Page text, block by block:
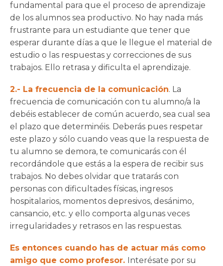
fundamental para que el proceso de aprendizaje
de los alumnos sea productivo. No hay nada más
frustrante para un estudiante que tener que
esperar durante días a que le llegue el material de
estudio o las respuestas y correcciones de sus
trabajos. Ello retrasa y dificulta el aprendizaje.
2.- La frecuencia de la comunicación. La
frecuencia de comunicación con tu alumno/a la
debéis establecer de común acuerdo, sea cual sea
el plazo que determinéis. Deberás pues respetar
este plazo y sólo cuando veas que la respuesta de
tu alumno se demora, te comunicarás con él
recordándole que estás a la espera de recibir sus
trabajos. No debes olvidar que tratarás con
personas con dificultades físicas, ingresos
hospitalarios, momentos depresivos, desánimo,
cansancio, etc. y ello comporta algunas veces
irregularidades y retrasos en las respuestas.
Es entonces cuando has de actuar más como
amigo que como profesor. Interésate por su